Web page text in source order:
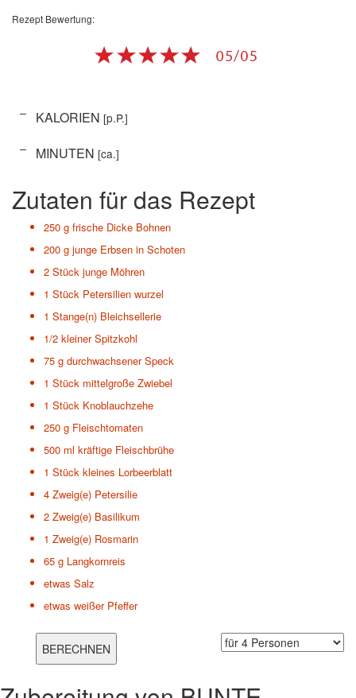
Rezept Bewertung:
– KALORIEN [p.P.]
–
MINUTEN [ca.]
Zutaten für das Rezept
250 g frische Dicke Bohnen
200 g junge Erbsen in Schoten
2 Stück junge Möhren
1 Stück Petersilien wurzel
1 Stange(n) Bleichsellerie
1/2 kleiner Spitzkohl
75 g durchwachsener Speck
1 Stück mittelgroße Zwiebel
1 Stück Knoblauchzehe
250 g Fleischtomaten
500 ml kräftige Fleischbrühe
1 Stück kleines Lorbeerblatt
4 Zweig(e) Petersilie
2 Zweig(e) Basilikum
1 Zweig(e) Rosmarin
65 g Langkornreis
etwas Salz
etwas weißer Pfeffer